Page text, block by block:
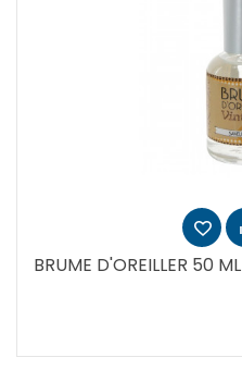
BRUME D'OREILLER 50 ML